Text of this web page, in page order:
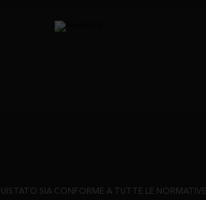
SIA CONFORME A TUTTE LE